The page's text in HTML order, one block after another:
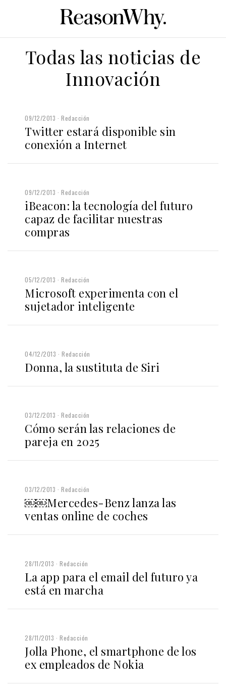
Todas las noticias de
Innovación
09/12/2013 Redacción
Twitter estará disponible sin
conexión a Internet
09/12/2013 Redacción
iBeacon: la tecnología del futuro
capaz de facilitar nuestras
compras
05/12/2013 Redacción
Microsoft experimenta con el
sujetador inteligente
04/12/2013 Redacción
Donna, la sustituta de Siri
03/12/2013 Redacción
Cómo serán las relaciones de
pareja en 2025
03/12/2013 Redacción
￼￼Mercedes-Benz lanza las
ventas online de coches
28/11/2013 Redacción
La app para el email del futuro ya
está en marcha
28/11/2013 Redacción
Jolla Phone, el smartphone de los
ex empleados de Nokia